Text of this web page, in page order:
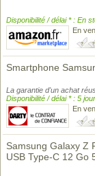
Disponibilité / délai * : En
En
Smartphone
La garantie d'un achat
Disponibilité / délai * : 5
En
Samsung Galaxy Z
USB Type-C 12 Go